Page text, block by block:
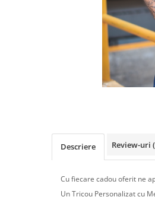
Descriere Review-uri
Cu fiecare cadou oferit ne
Un Tricou Personalizat cu